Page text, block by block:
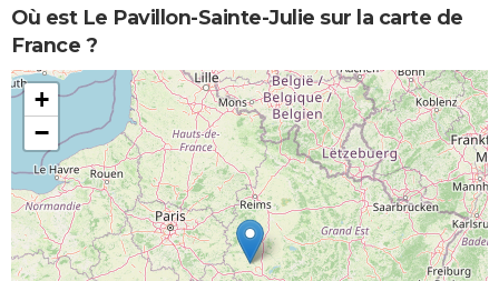
Où est Le Pavillon-Sainte-Julie sur la carte de
France ?
+
−